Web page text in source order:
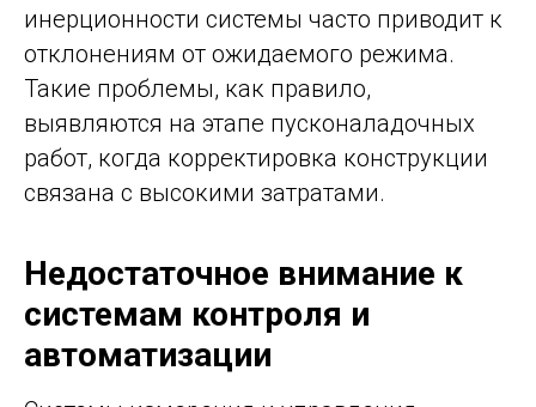
инерционности системы часто приводит к
отклонениям от ожидаемого режима.
Такие проблемы, как правило,
выявляются на этапе пусконаладочных
работ, когда корректировка конструкции
связана с высокими затратами.
Недостаточное внимание к
системам контроля и
автоматизации